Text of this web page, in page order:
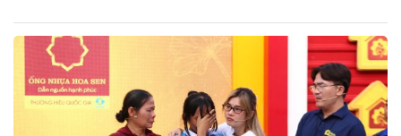
do MC Đại Nghĩa dẫn dắt, đạo diễn Nguyễn Quang...